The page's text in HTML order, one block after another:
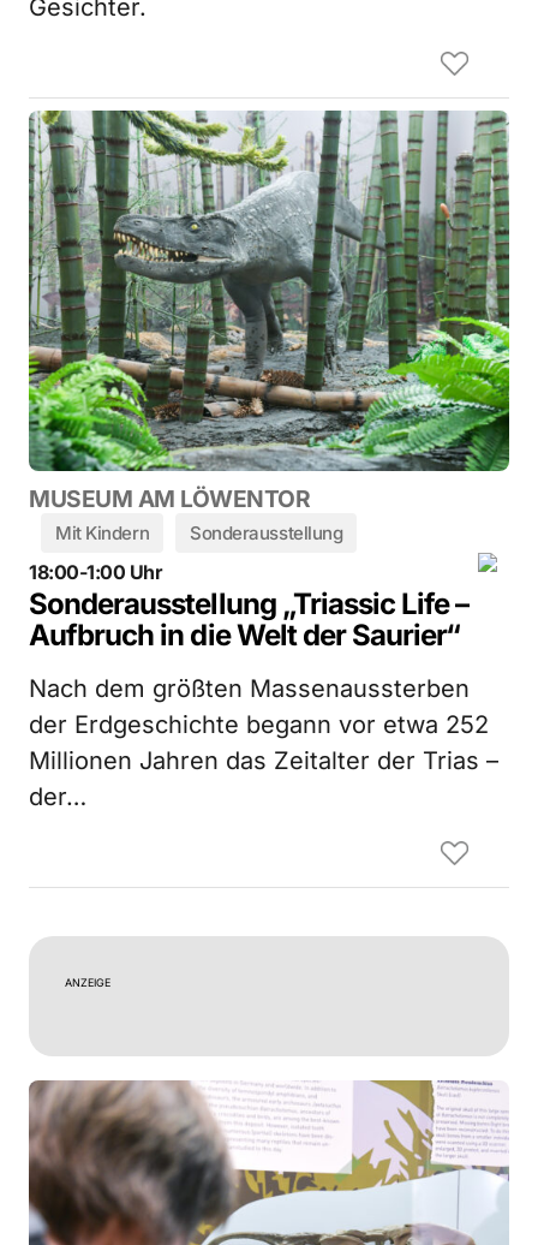
Gesichter.
MUSEUM AM LÖWENTOR
Mit Kindern Sonderausstellung
18:00-1:00 Uhr
Sonderausstellung „Triassic Life –
Aufbruch in die Welt der Saurier“
Nach dem größten Massenaussterben
der Erdgeschichte begann vor etwa 252
Millionen Jahren das Zeitalter der Trias –
der…
ANZEIGE